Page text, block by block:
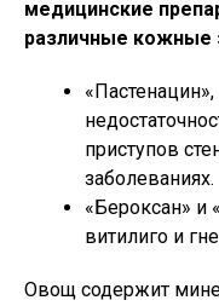
медицинские
различные кожные
приступов
заболеваниях.
«Бероксан» и
витилиго и
Овощ содержит